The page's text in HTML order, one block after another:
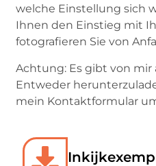
welche Einstellung sich
Ihnen den Einstieg mit
fotografieren Sie von
Achtung: Es gibt von mir
Entweder
mein Kontaktformular